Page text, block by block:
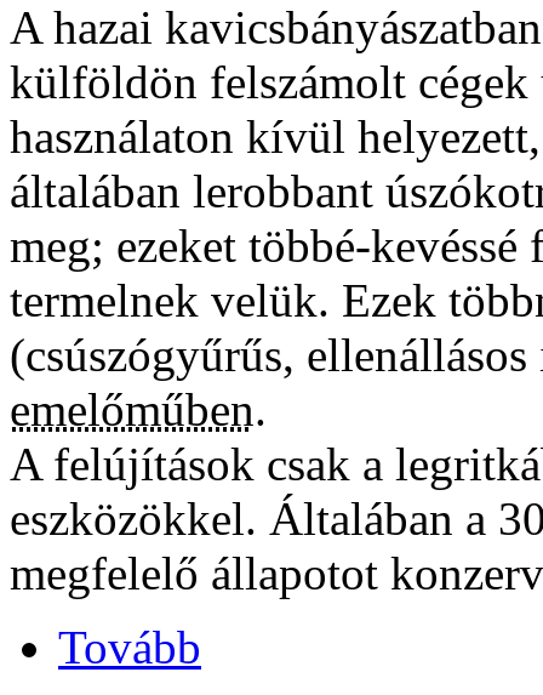
A hazai
külföldön felszámolt
használaton kívül
általában lerobbant
meg; ezeket többé-
termelnek velük. Ezek
(csúszógyűrűs,
emelőműben.
A felújítások csak a
eszközökkel. Általában a
megfelelő állapotot
Tovább